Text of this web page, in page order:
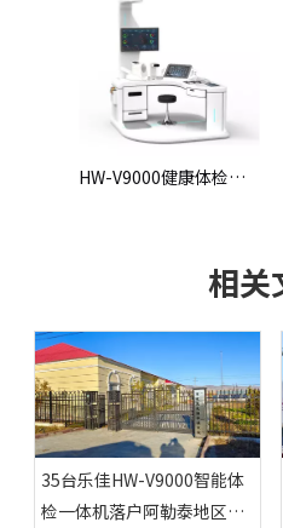
HW-V9000健康体检一体机
相关
35台乐佳HW-V9000智能体
检一体机落户阿勒泰地区各